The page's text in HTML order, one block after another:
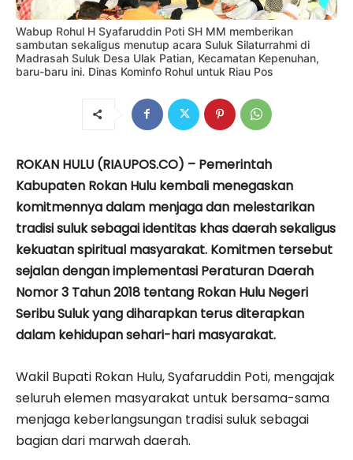
Wabup Rohul H Syafaruddin Poti SH MM memberikan
sambutan sekaligus menutup acara Suluk Silaturrahmi di
Madrasah Suluk Desa Ulak Patian, Kecamatan Kepenuhan,
baru-baru ini. Dinas Kominfo Rohul untuk Riau Pos
ROKAN HULU (RIAUPOS.CO) – Pemerintah
Kabupaten Rokan Hulu kembali menegaskan
komitmennya dalam menjaga dan melestarikan
tradisi suluk sebagai identitas khas daerah sekaligus
kekuatan spiritual masyarakat. Komitmen tersebut
sejalan dengan implementasi Peraturan Daerah
Nomor 3 Tahun 2018 tentang Rokan Hulu Negeri
Seribu Suluk yang diharapkan terus diterapkan
dalam kehidupan sehari-hari masyarakat.
Wakil Bupati Rokan Hulu,Syafaruddin Poti, mengajak
seluruh elemen masyarakat untuk bersama-sama
menjaga keberlangsungan tradisi suluk sebagai
bagian dari marwah daerah.